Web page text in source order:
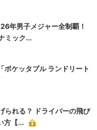
年男子メジャー全制覇！
ミック...
ポケッタブル ランドリート
られる？ ドライバーの飛び
方【...